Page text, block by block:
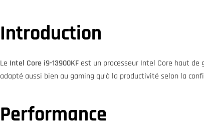
Introduction
Le Intel Core i9-13900KF est un processeur Intel Core haut de
adapté aussi bien au gaming qu’à la productivité selon la
Performance